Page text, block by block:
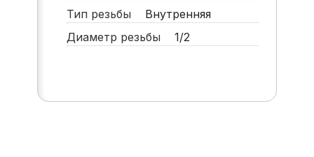
Тип резьбы
Внутренняя
Диаметр резьбы
1/2